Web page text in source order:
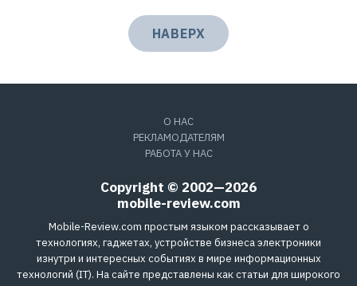
НАВЕРХ
О НАС
РЕКЛАМОДАТЕЛЯМ
РАБОТА У НАС
Copyright © 2002—2026
mobile-review.com
Mobile-Review.com простым языком рассказывает о
технологиях, гаджетах, устройстве бизнеса электроники
изнутри и интересных событиях в мире информационных
технологий (IT). На сайте представлены как статьи для широкого